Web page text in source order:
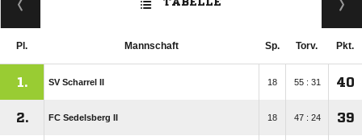
Pl. Mannschaft Sp. Torv. Pkt.
1. SV Scharrel II 18 55 : 31 40
2. FC Sedelsberg II 18 47 : 24 39